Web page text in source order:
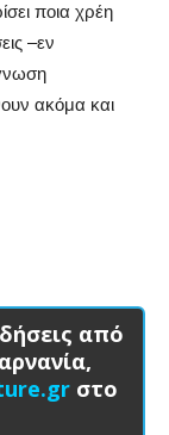
ποια χρέη
–εν
ακόμα και
από
στο